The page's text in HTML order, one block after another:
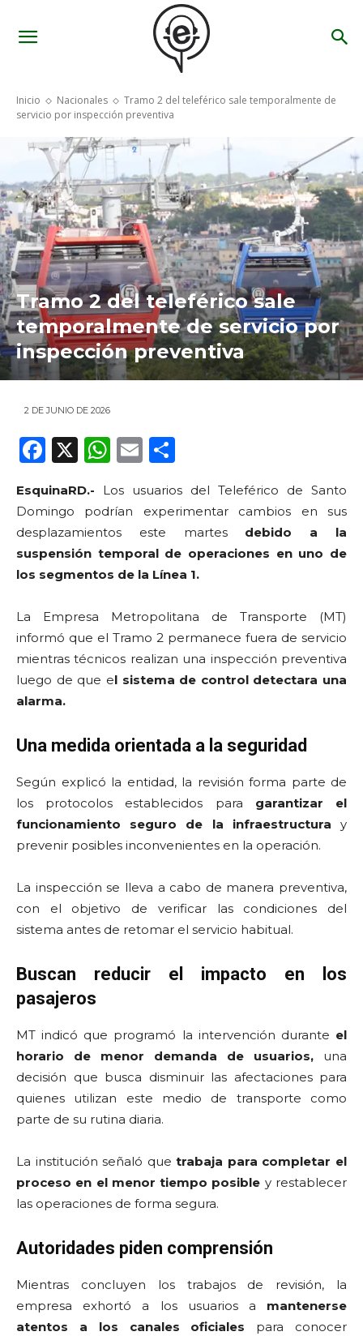
Inicio Nacionales
Tramo 2 del teleférico sale temporalmente de
servicio por inspección preventiva
Tramo 2 del teleférico sale
temporalmente de servicio por
inspección preventiva
2 DE JUNIO DE 2026
F
c
e
b
o
o
k
X
W
a
ts
A
p
p
E
ai
l
m
p
ar
ti
EsquinaRD.- Los usuarios del Teleférico de Santo
Domingo podrían experimentar cambios en sus
desplazamientos este martes debido a la
suspensión temporal de operaciones en uno de
los segmentos de la Línea 1.
La Empresa Metropolitana de Transporte (MT)
informó que el Tramo 2 permanece fuera de servicio
mientras técnicos realizan una inspección preventiva
luego de que el sistema de control detectara una
alarma.
Una medida orientada a la seguridad
Según explicó la entidad, la revisión forma parte de
los protocolos establecidos para garantizar el
funcionamiento seguro de la infraestructura y
prevenir posibles inconvenientes en la operación.
La inspección se lleva a cabo de manera preventiva,
con el objetivo de verificar las condiciones del
sistema antes de retomar el servicio habitual.
Buscan reducir el impacto en los
pasajeros
MT indicó que programó la intervención durante el
horario de menor demanda de usuarios, una
decisión que busca disminuir las afectaciones para
quienes utilizan este medio de transporte como
parte de su rutina diaria.
La institución señaló que trabaja para completar el
proceso en el menor tiempo posible y restablecer
las operaciones de forma segura.
Autoridades piden comprensión
Mientras concluyen los trabajos de revisión, la
empresa exhortó a los usuarios a mantenerse
atentos a los canales oficiales para conocer